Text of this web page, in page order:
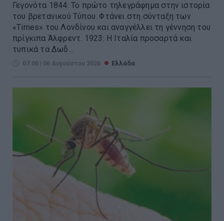
Γεγονότα 1844: Το πρώτο τηλεγράφημα στην ιστορία
του βρετανικού Τύπου. Φτάνει στη σύνταξη των
«Times» του Λονδίνου και αναγγέλλει τη γέννηση του
πρίγκιπα Άλφρεντ. 1923: Η Ιταλία προσαρτά και
τυπικά τα Δωδ...
07:00 | 06 Αυγούστου 2026 Ελλάδα